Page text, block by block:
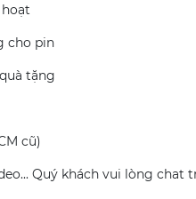
cho pin
tặng
cũ)
Quý khách vui lòng chat